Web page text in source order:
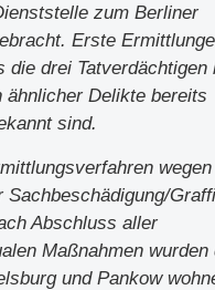
zum Berliner
Erste
die drei Tatverdächtigen
ähnlicher Delikte bereits
sind.
wegen
Sachbeschädigung/
Abschluss aller
Maßnahmen wurden
und Pankow